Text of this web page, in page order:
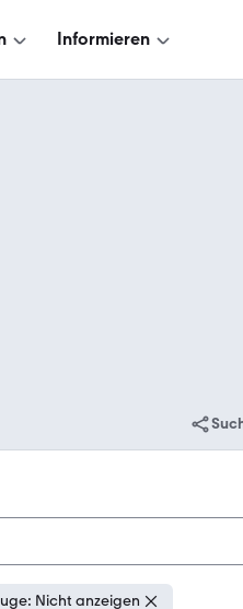
Informieren
Nicht anzeigen